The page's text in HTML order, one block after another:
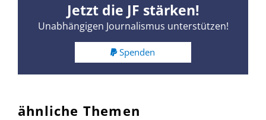
Jetzt die JF stärken!
Unabhängigen Journalismus unterstützen!
Spenden
ähnliche Themen